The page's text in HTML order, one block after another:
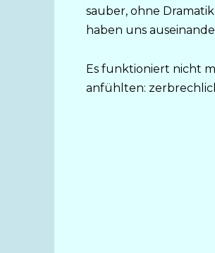
sauber, ohne
haben uns
Es funktioniert nicht
anfühlten: